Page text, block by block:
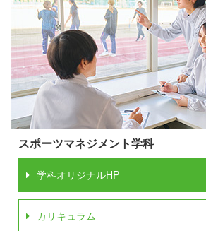
スポーツマネジメント学科
学科オリジナルHP
カリキュラム